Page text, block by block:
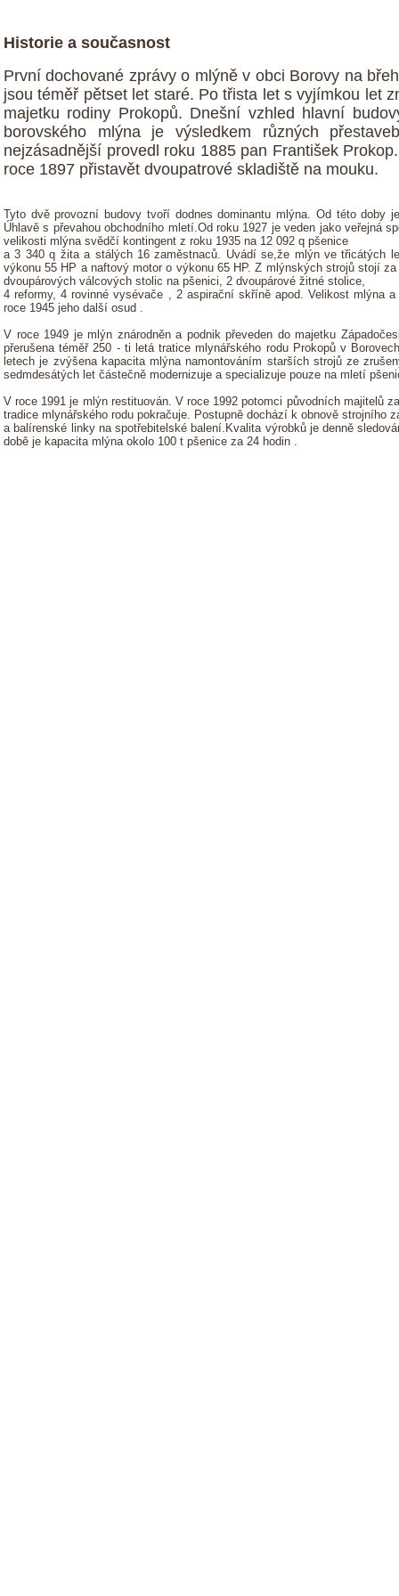
Historie a současnost
První dochované zprávy o mlýně v obci Borovy na
jsou téměř pětset let staré. Po třista let s vyjímkou let
majetku rodiny Prokopů. Dnešní vzhled hlavní
borovského mlýna je výsledkem různých
nejzásadnější provedl roku 1885 pan František
roce 1897 přistavět dvoupatrové skladiště na mouku.
Tyto dvě provozní budovy tvoří dodnes dominantu mlýna. Od této doby
Úhlavě s převahou obchodního mletí.Od roku 1927 je veden jako veřejná
velikosti mlýna svědčí kontingent z roku 1935 na 12 092 q pšenice
a 3 340 q žita a stálých 16 zaměstnaců. Uvádí se,že mlýn ve třicátých
výkonu 55 HP a naftový motor o výkonu 65 HP. Z mlýnských strojů stojí
dvoupárových válcových stolic na pšenici, 2 dvoupárové žitné stolice,
4 reformy, 4 rovinné vysévače , 2 aspirační skříně apod. Velikost mlýna
roce 1945 jeho další osud .
V roce 1949 je mlýn znárodněn a podnik převeden do majetku
přerušena téměř 250 - ti letá tratice mlynářského rodu Prokopů v
letech je zvýšena kapacita mlýna namontováním starších strojů ze
sedmdesátých let částečně modernizuje a specializuje pouze na mletí
V roce 1991 je mlýn restituován. V roce 1992 potomci původních majitelů
tradice mlynářského rodu pokračuje. Postupně dochází k obnově strojního
a balírenské linky na spotřebitelské balení.Kvalita výrobků je denně
době je kapacita mlýna okolo 100 t pšenice za 24 hodin .